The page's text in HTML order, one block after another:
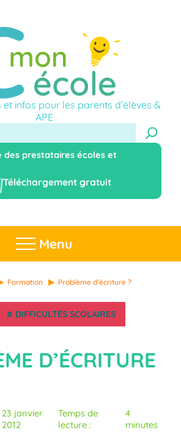
et infos pour les parents d’élèves &
APE
des prestataires écoles et
Téléchargement gratuit
Menu
Formation Problème d’écriture ?
# DIFFICULTÉS SCOLAIRES
D’ÉCRITURE
23 janvier
2012
Temps de
lecture :
4
minutes